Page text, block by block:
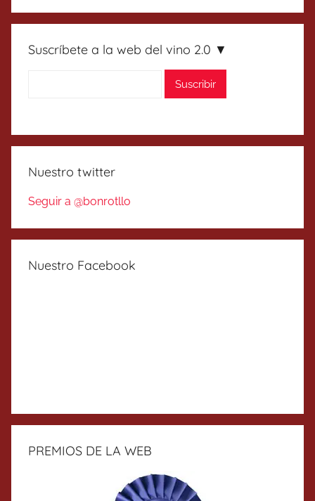
Suscríbete a la web del vino 2.0 ▼
Nuestro twitter
Seguir a @bonrotllo
Nuestro Facebook
PREMIOS DE LA WEB